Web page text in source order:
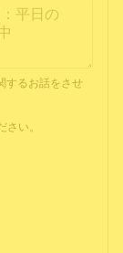
するお話をさせ
い。